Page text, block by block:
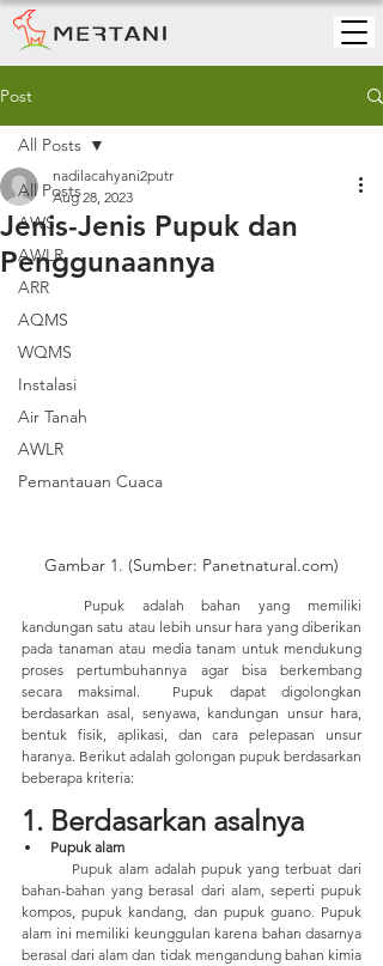
Post
All Posts
AWS
AWLR
ARR
AQMS
WQMS
Instalasi
Air Tanah
AWLR
Pemantauan Cuaca
All Posts
Jenis-Jenis Pupuk dan
Penggunaannya
nadilacahyani2putr
Aug 28, 2023
Gambar 1. (Sumber: Panetnatural.com)
kandungan satu atau lebih unsur hara yang diberikan
pada tanaman atau media tanam untuk mendukung
proses pertumbuhannya agar bisa berkembang
secara maksimal.  Pupuk dapat digolongkan
berdasarkan asal, senyawa, kandungan unsur hara,
bentuk fisik, aplikasi, dan cara pelepasan unsur
haranya. Berikut adalah golongan pupuk berdasarkan
beberapa kriteria:
1. Berdasarkan asalnya
Pupuk alam
bahan-bahan yang berasal dari alam, seperti pupuk
kompos, pupuk kandang, dan pupuk guano. Pupuk
alam ini memiliki keunggulan karena bahan dasarnya
berasal dari alam dan tidak mengandung bahan kimia